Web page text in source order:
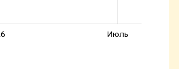
Июль